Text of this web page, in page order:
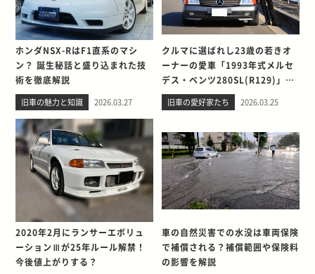
ホンダNSX-RはF1直系のマシ
ン？ 誕生秘話と盛り込まれた技
術を徹底解説
旧車の魅力と知識 2026.03.27
クルマに選ばれし23歳の若きオ
ーナーの愛車「1993年式メルセ
デス・ベンツ280SL(R129)」と
の出会い。そして別れを考える
旧車の愛好家たち 2026.03.25
2020年2月にランサーエボリュ
ーションⅢが25年ルール解禁！
今後値上がりする？
車の自然災害での水没は車両保険
で補償される？補償範囲や保険料
の影響を解説